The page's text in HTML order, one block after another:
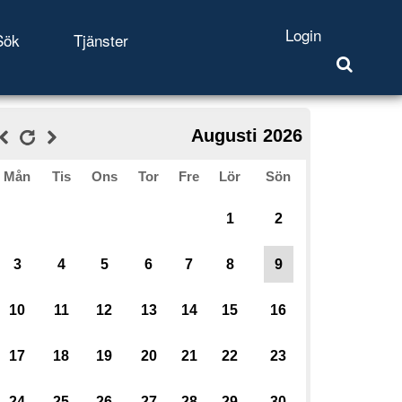
Tjänster Login
Augusti 2026
Mån Tis Ons Tor Fre Lör Sön
1 2
3 4 5 6 7 8 9
10 11 12 13 14 15 16
17 18 19 20 21 22 23